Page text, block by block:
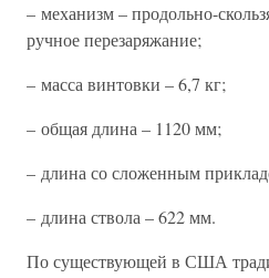
– механизм – продольно-
ручное перезаряжание;
– масса винтовки – 6,7 кг;
– общая длина – 1120 мм;
– длина со сложенным
– длина ствола – 622 мм.
По существующей в США